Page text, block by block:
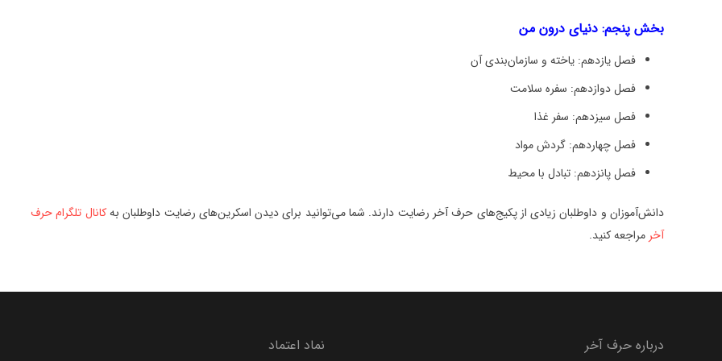
بخش پنجم: دنیای درون من
فصل یازدهم: یاخته و سازمان‌بندی آن
فصل دوازدهم: سفره سلامت
فصل سیزدهم: سفر غذا
فصل چهاردهم: گردش مواد
فصل پانزدهم: تبادل با محیط
دانش‌آموزان و داوطلبان زیادی از پکیج‌های حرف آخر رضایت دارند. شما می‌توانید برای دیدن اسکرین‌های رضایت داوطلبان بهکانال تلگرام حرف
آخر مراجعه کنید.
درباره حرف آخر نماد اعتماد